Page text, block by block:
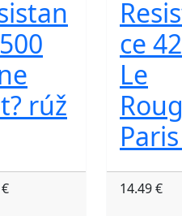
rúž
ce
Le
14.49 €